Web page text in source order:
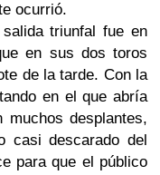
ocurrió.
triunfal fue en
en sus dos toros
de la tarde. Con la
en el que abría
muchos desplantes,
casi descarado del
para que el público